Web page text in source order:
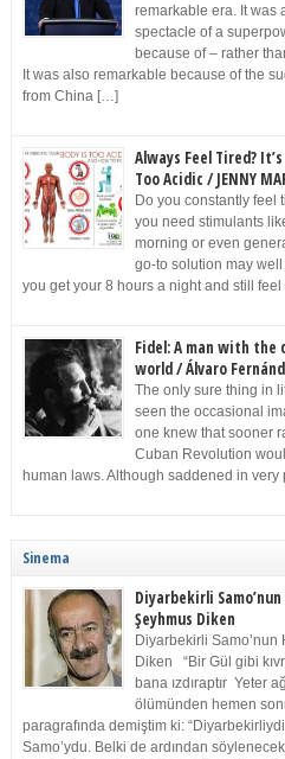
remarkable era. It was
spectacle of a
because of – rather
It was also remarkable because of the
from China […]
Always Feel Tired?
Too Acidic / JENNY
Do you constantly feel
you need stimulants
morning or even
go-to solution may
you get your 8 hours a night and still
Fidel: A man with
world / Álvaro
The only sure thing in
seen the occasional
one knew that sooner
Cuban Revolution
human laws. Although saddened in
Sinema
Diyarbekirli
Şeyhmus Diken
Diyarbekirli Samo’nun
Diken “Bir Gül gibi
bana ızdıraptır Yeter
ölümünden hemen
paragrafında demiştim ki:
Samo’ydu. Belki de ardından söylenecek